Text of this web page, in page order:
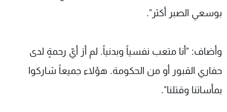
بوسعي الصبر أكثر".
وأضاف: "أنا متعب نفسياً وبدنياً. لم أرَ أيّ رحمةٍ لدى
حفاري القبور أو من الحكومة. هؤلاء جميعاً شاركوا
بمأساتنا وقتلنا".